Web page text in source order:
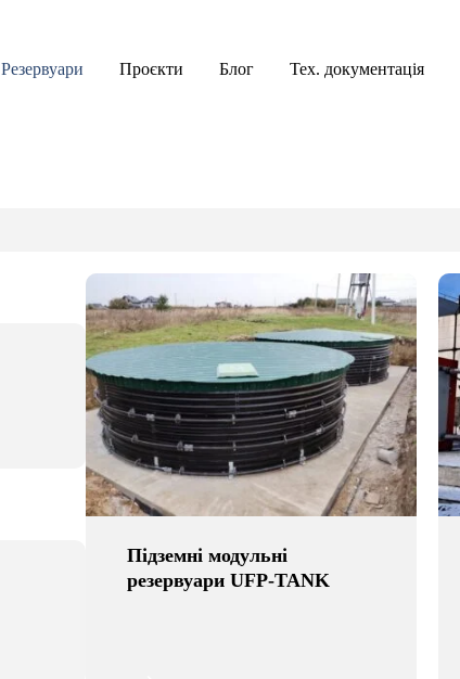
Резервуари Проєкти Блог Тех. документація
Підземні модульні
резервуари UFP-TANK